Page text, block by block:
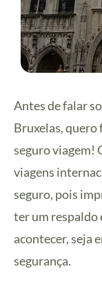
Antes de falar
Bruxelas,
seguro viagem!
viagens
seguro, pois
ter um respaldo
acontecer, seja
segurança.